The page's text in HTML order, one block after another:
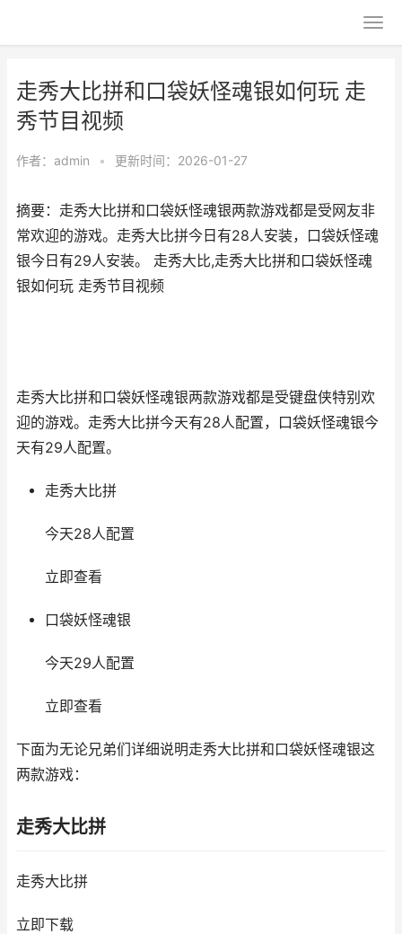
走秀大比拼和口袋妖怪魂银如何玩 走
秀节目视频
作者： admin • 更新时间：2026-01-27
摘要：走秀大比拼和口袋妖怪魂银两款游戏都是受网友非
常欢迎的游戏。走秀大比拼今日有28人安装，口袋妖怪魂
银今日有29人安装。 走秀大比,走秀大比拼和口袋妖怪魂
银如何玩 走秀节目视频
走秀大比拼和口袋妖怪魂银两款游戏都是受键盘侠特别欢
迎的游戏。走秀大比拼今天有28人配置，口袋妖怪魂银今
天有29人配置。
走秀大比拼
今天28人配置
立即查看
口袋妖怪魂银
今天29人配置
立即查看
下面为无论兄弟们详细说明走秀大比拼和口袋妖怪魂银这
两款游戏：
走秀大比拼
走秀大比拼
立即下载